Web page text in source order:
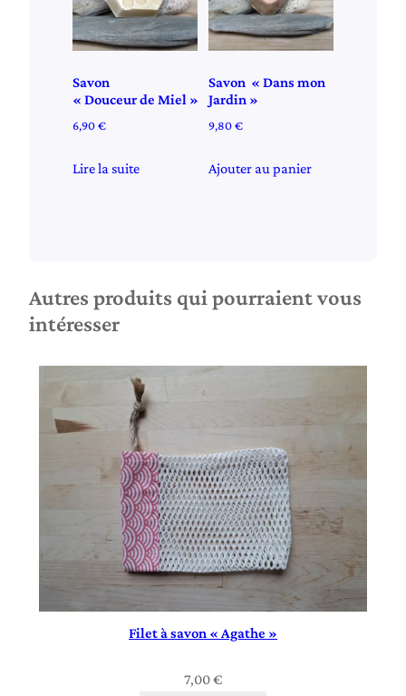
Savon
« Douceur de Miel »
6,90€
Lire la suite
Savon « Dans mon
Jardin »
9,80€
Ajouter au panier
Autres produits qui pourraient vous
intéresser
Filet à savon « Agathe »
7,00€